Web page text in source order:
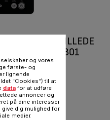
OG OFTE STILLEDE
IH210 IH210801
og vores
første- og
lignende
"Cookies") til at
datafor at udføre
annoncer og
på dine interesser
dig mulighed for
medier.